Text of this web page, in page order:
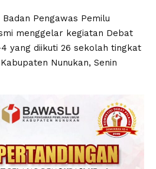
Badan Pengawas Pemilu
menggelar kegiatan Debat
yang diikuti 26 sekolah tingkat
Nunukan, Senin